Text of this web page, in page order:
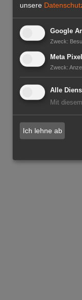
unsere
Google
Zweck:
Meta Pixel
Zweck:
Alle
Mit
Ich lehne ab